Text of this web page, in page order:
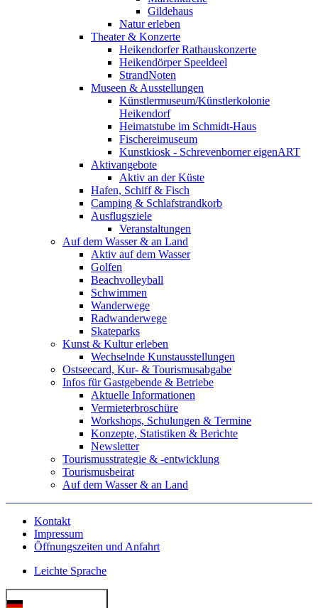
Gildehaus
Natur erleben
Theater & Konzerte
Heikendorfer Rathauskonzerte
Heikendörper Speeldeel
StrandNoten
Museen & Ausstellungen
Künstlermuseum/Künstlerkolonie
Heikendorf
Heimatstube im Schmidt-Haus
Fischereimuseum
Kunstkiosk - Schrevenborner eigenART
Aktivangebote
Aktiv an der Küste
Hafen, Schiff & Fisch
Camping & Schlafstrandkorb
Ausflugsziele
Veranstaltungen
Auf dem Wasser & an Land
Aktiv auf dem Wasser
Golfen
Beachvolleyball
Schwimmen
Wanderwege
Radwanderwege
Skateparks
Kunst & Kultur erleben
Wechselnde Kunstausstellungen
Ostseecard, Kur- & Tourismusabgabe
Infos für Gastgebende & Betriebe
Aktuelle Informationen
Vermieterbroschüre
Workshops, Schulungen & Termine
Konzepte, Statistiken & Berichte
Newsletter
Tourismusstrategie & -entwicklung
Tourismusbeirat
Auf dem Wasser & an Land
Kontakt
Impressum
Öffnungszeiten und Anfahrt
Leichte Sprache